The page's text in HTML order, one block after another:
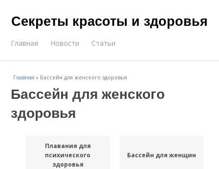
Секреты красоты и здоровья
Главная Новости Статьи
Главная » Бассейн для женского здоровья
Бассейн для женского
здоровья
Плавания для
психического
здоровья
Бассейн для женщин